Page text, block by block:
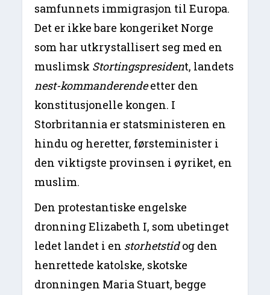
samfunnets immigrasjon til Europa.
Det er ikke bare kongeriket Norge
som har utkrystallisert seg med en
muslimsk Stortingspresident, landets
nest-kommanderendeetter den
konstitusjonelle kongen. I
Storbritannia er statsministeren en
hindu og heretter, førsteminister i
den viktigste provinsen i øyriket, en
muslim.
Den protestantiske engelske
dronning Elizabeth I, som ubetinget
ledet landet i en storhetstidog den
henrettede katolske, skotske
dronningen Maria Stuart, begge